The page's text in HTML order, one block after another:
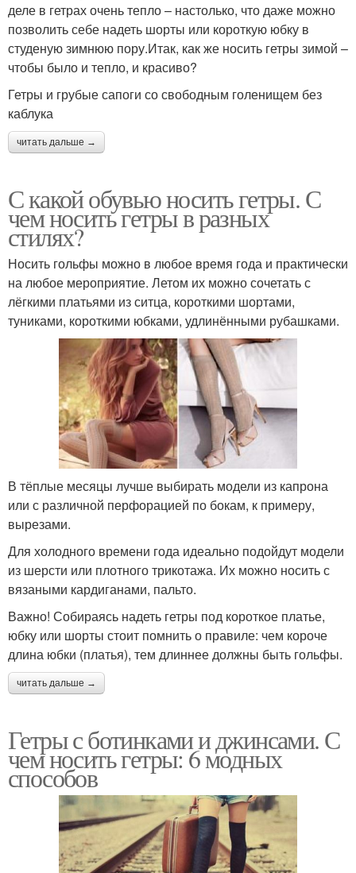
деле в гетрах очень тепло – настолько, что даже можно
позволить себе надеть шорты или короткую юбку в
студеную зимнюю пору.Итак, как же носить гетры зимой –
чтобы было и тепло, и красиво?
Гетры и грубые сапоги со свободным голенищем без
каблука
читать дальше →
С какой обувью носить гетры. С
чем носить гетры в разных
стилях?
Носить гольфы можно в любое время года и практически
на любое мероприятие. Летом их можно сочетать с
лёгкими платьями из ситца, короткими шортами,
туниками, короткими юбками, удлинёнными рубашками.
В тёплые месяцы лучше выбирать модели из капрона
или с различной перфорацией по бокам, к примеру,
вырезами.
Для холодного времени года идеально подойдут модели
из шерсти или плотного трикотажа. Их можно носить с
вязаными кардиганами, пальто.
Важно! Собираясь надеть гетры под короткое платье,
юбку или шорты стоит помнить о правиле: чем короче
длина юбки (платья), тем длиннее должны быть гольфы.
читать дальше →
Гетры с ботинками и джинсами. С
чем носить гетры: 6 модных
способов